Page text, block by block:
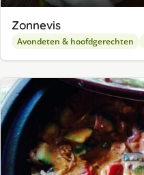
Zonnevis
Avondeten & hoofdgerechten